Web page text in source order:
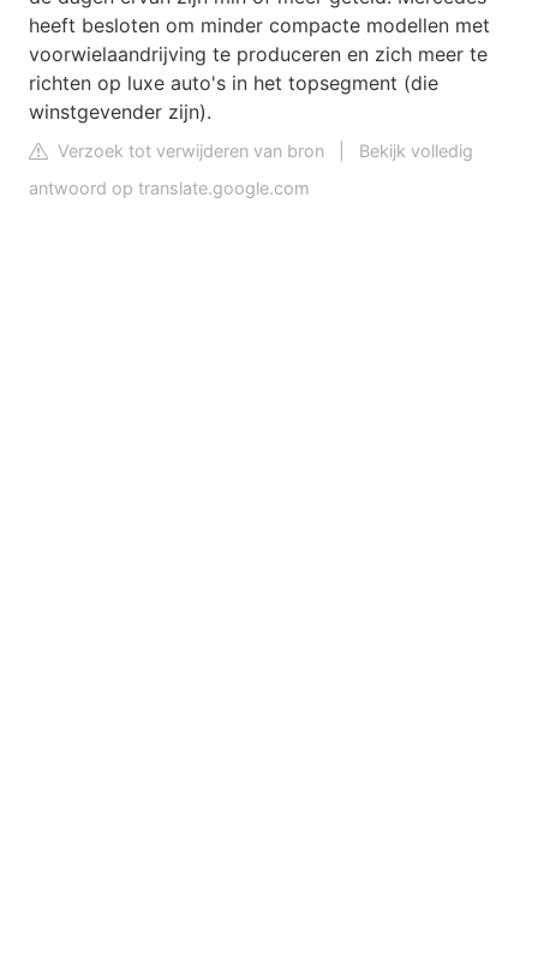
heeft besloten om minder compacte modellen met
voorwielaandrijving te produceren en zich meer te
richten op luxe auto's in het topsegment (die
winstgevender zijn).
Verzoek tot verwijderen van bron
Bekijk volledig
antwoord op translate.google.com